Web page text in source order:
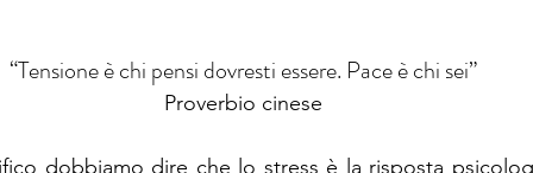
“Tensione è chi pensi dovresti essere. Pace è chi sei”
Proverbio cinese
dobbiamo dire che lo stress è la risposta